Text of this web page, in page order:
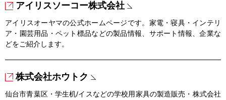
アイリスソーコー株式会社
アイリスオーヤマの公式ホームページです。家電・寝具・インテリ
ア・園芸用品・ペット標品などの製品情報、サポート情報、企業な
どをご紹介します。
株式会社ホウトク
仙台市青葉区・学生机/イスなどの学校用家具の製造販売・株式会社